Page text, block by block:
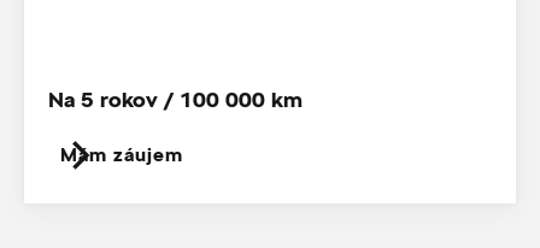
Mám záujem
Na 5 rokov / 100 000 km